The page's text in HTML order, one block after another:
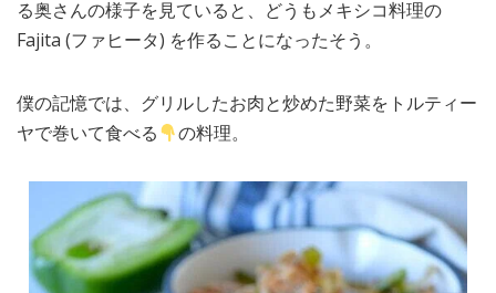
る奥さんの様子を見ていると、どうもメキシコ料理の
Fajita (ファヒータ) を作ることになったそう。
僕の記憶では、グリルしたお肉と炒めた野菜をトルティー
ヤで巻いて食べる
の料理。